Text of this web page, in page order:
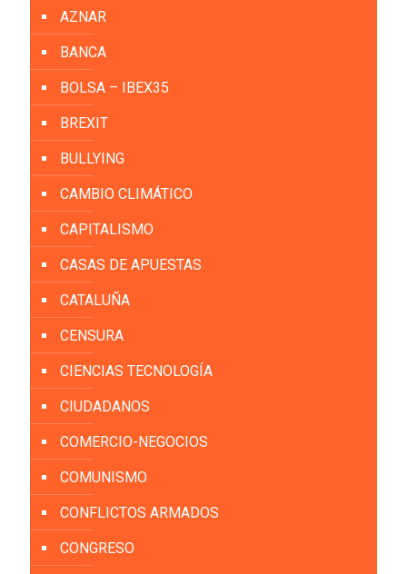
AZNAR
BANCA
BOLSA – IBEX35
BREXIT
BULLYING
CAMBIO CLIMÁTICO
CAPITALISMO
CASAS DE APUESTAS
CATALUÑA
CENSURA
CIENCIAS TECNOLOGÍA
CIUDADANOS
COMERCIO-NEGOCIOS
COMUNISMO
CONFLICTOS ARMADOS
CONGRESO